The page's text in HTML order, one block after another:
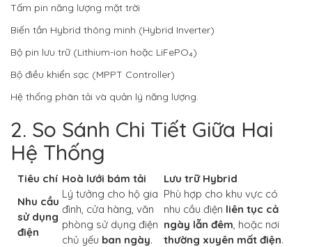
Tấm pin năng lượng mặt trời
Biến tần Hybrid thông minh (Hybrid Inverter)
Bộ pin lưu trữ (Lithium-ion hoặc LiFePO₄)
Bộ điều khiển sạc (MPPT Controller)
Hệ thống phân tải và quản lý năng lượng.
2. So Sánh Chi Tiết Giữa Hai
Hệ Thống
Tiêu chí Hoà lưới bám tải
Lưu trữ Hybrid
Nhu cầu
sử dụng
điện
Lý tưởng cho hộ gia
đình, cửa hàng, văn
phòng sử dụng điện
chủ yếu ban ngày.
Phù hợp cho khu vực có
nhu cầu điện liên tục cả
ngày lẫn đêm , hoặc nơi
thường xuyên mất điện.